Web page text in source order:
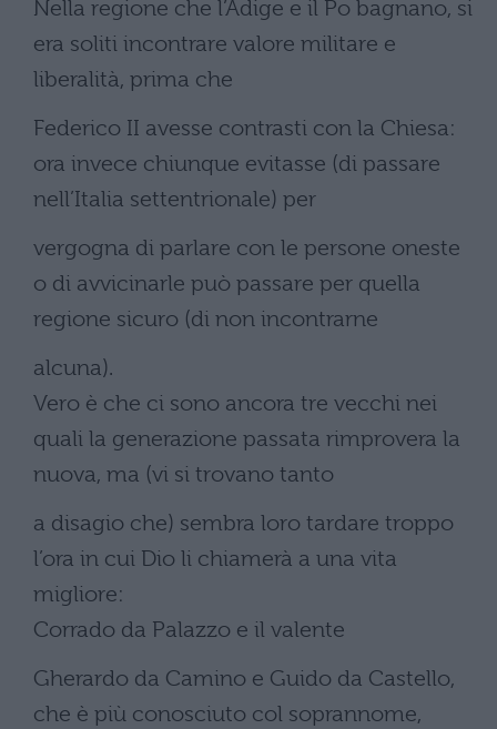
Nella regione che l’Adige e il Po bagnano, si
era soliti incontrare valore militare e
liberalità, prima che
Federico II avesse contrasti con la Chiesa:
ora invece chiunque evitasse (di passare
nell’Italia settentrionale) per
vergogna di parlare con le persone oneste
o di avvicinarle può passare per quella
regione sicuro (di non incontrarne
alcuna).
Vero è che ci sono ancora tre vecchi nei
quali la generazione passata rimprovera la
nuova, ma (vi si trovano tanto
a disagio che) sembra loro tardare troppo
l’ora in cui Dio li chiamerà a una vita
migliore:
Corrado da Palazzo e il valente
Gherardo da Camino e Guido da Castello,
che è più conosciuto col soprannome,